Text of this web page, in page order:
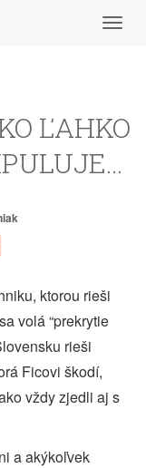
Menu
ĽAHKO
ktorou rieši
volá “prekrytie
rieši
Ficovi škodí,
vždy zjedli aj s
a akýkoľvek